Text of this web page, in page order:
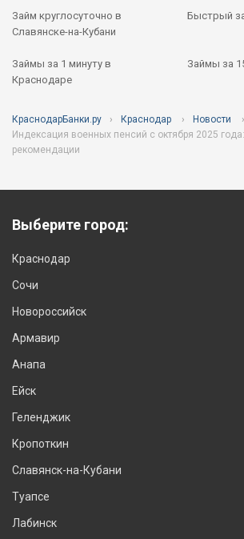
Займ круглосуточно в
Славянске-на-Кубани
Быстрый
Займы за 1 минуту в
Краснодаре
Займы за
КраснодарБанки.ру Краснодар
Новости
Индексация военных пенсий с октября 2025
рекомендации
Выберите город:
Краснодар
Сочи
Новороссийск
Армавир
Анапа
Ейск
Геленджик
Кропоткин
Славянск-на-Кубани
Туапсе
Лабинск